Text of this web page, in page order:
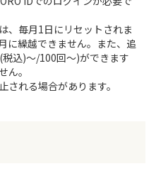
、毎月1日にリセットされま
に繰越できません。また、追
込)～/100回～)ができます
ん。
される場合があります。